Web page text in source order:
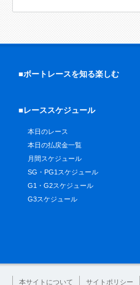
■ボートレースを知る楽しむ
■レーススケジュール
本日のレース
本日の払戻金一覧
月間スケジュール
SG・PG1スケジュール
G1・G2スケジュール
G3スケジュール
本サイトについて サイトポリシー